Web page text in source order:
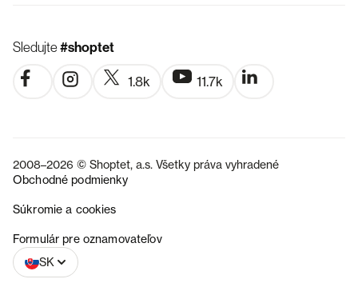
Sledujte#shoptet
1.8k 11.7k
2008–2026 © Shoptet, a.s. Všetky práva vyhradené
Obchodné podmienky
Súkromie a cookies
Formulár pre oznamovateľov
SK